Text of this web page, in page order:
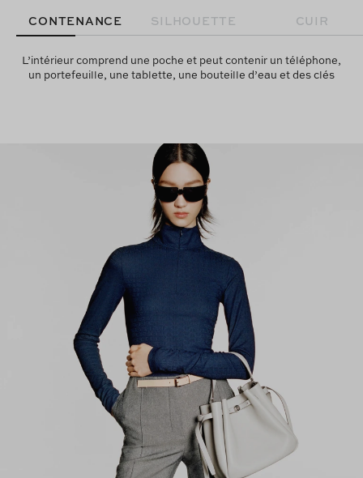
CONTENANCE SILHOUETTE CUIR
L’intérieur comprend une poche et peut contenir un téléphone,
un portefeuille, une tablette, une bouteille d’eau et des clés